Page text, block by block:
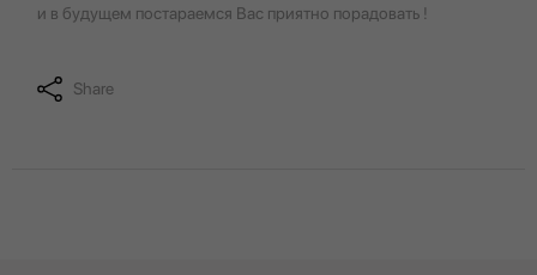
и в будущем постараемся Вас приятно порадовать !
Share